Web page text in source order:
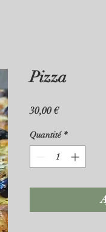
Pizza
30,00 €Prix
Quantité *